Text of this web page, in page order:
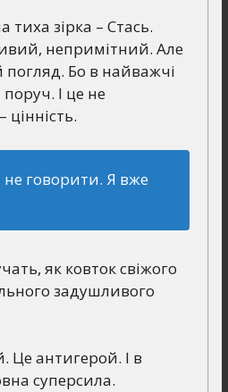
тиха зірка – Стась.
непримітний. Але
Бо в найважчі
І це не
цінність.
говорити. Я вже
як ковток свіжого
задушливого
Це антигерой. І в
суперсила.